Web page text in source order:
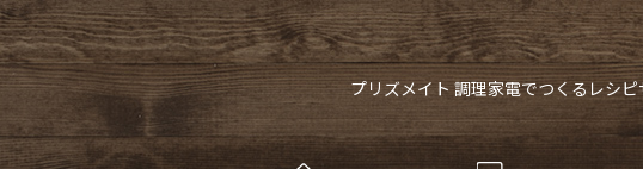
プリズメイト 調理家電でつくるレシピ